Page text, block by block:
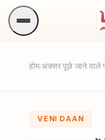
होम/अक्सर पूछे जाने वाले
VENI DAAN